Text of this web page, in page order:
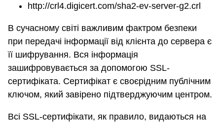
http://crl4.digicert.com/sha2-ev-server-g2.crl
В сучасному світі важливим фактром безпеки
при передачі інформації від клієнта до сервера є
її шифрування. Вся інформація
зашифровувається за допомогою SSL-
сертифіката. Сертифікат є своєрідним публічним
ключом, який завірено підтверджуючим центром.
Всі SSL-сертифікати, як правило, видаються на